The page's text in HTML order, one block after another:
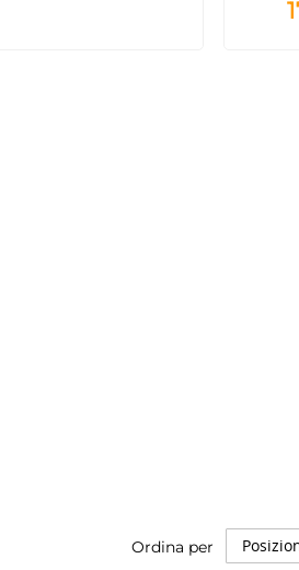
Ordina per